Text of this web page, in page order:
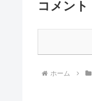
コメント
ホーム